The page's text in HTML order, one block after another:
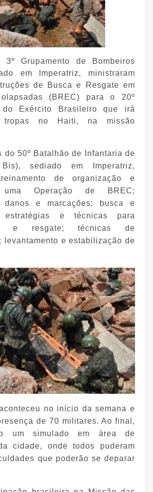
3º Grupamento de Bombeiros
em Imperatriz, ministraram
de Busca e Resgate em
(BREC) para o 20º
do Exército Brasileiro que irá
tropas no Haiti, na missão
do 50º Batalhão de Infantaria de
sediado em Imperatriz,
de organização e
Operação de BREC;
danos e marcações; busca e
estratégias e técnicas para
e resgate; técnicas de
levantamento e estabilização de
no início da semana e
de 70 militares. Ao final,
um simulado em área de
cidade, onde todos puderam
que poderão se deparar